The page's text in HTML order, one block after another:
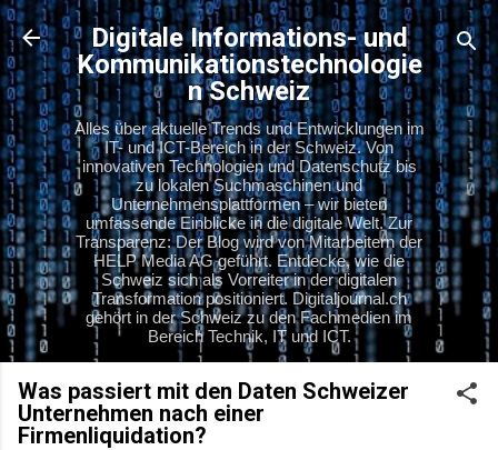
Direkt zum Hauptbereich
Digitale Informations- und
Kommunikationstechnologie
n Schweiz
Alles über aktuelle Trends und Entwicklungen im
IT- und ICT-Bereich in der Schweiz. Von
innovativen Technologien und Datenschutz bis
zu lokalen Suchmaschinen und
Unternehmensplattformen – wir bieten
umfassende Einblicke in die digitale Welt. Zur
Transparenz: Der Blog wird von Mitarbeitern der
HELP Media AG geführt. Entdecke, wie die
Schweiz sich als Vorreiter in der digitalen
Transformation positioniert. Digitaljournal.ch
gehört in der Schweiz zu den Fachmedien im
Bereich Technik, IT und ICT.
Was passiert mit den Daten Schweizer
Unternehmen nach einer
Firmenliquidation?